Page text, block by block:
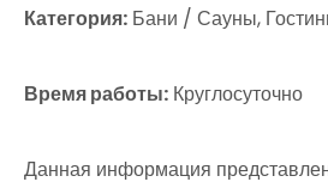
Категория: Бани / Сауны,
Время работы: Круглосуточно
Данная информация